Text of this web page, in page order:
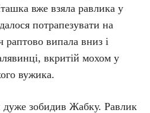
вже взяла равлика у
потрапезувати на
раптово випала вниз і
вкритій мохом у
вужика.
зобидив Жабку. Равлик